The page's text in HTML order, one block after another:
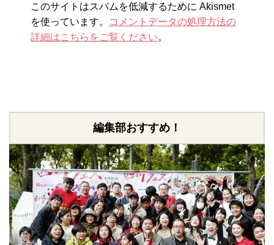
このサイトはスパムを低減するために Akismet
を使っています。
コメントデータの処理方法の
詳細はこちらをご覧ください。
編集部おすすめ！